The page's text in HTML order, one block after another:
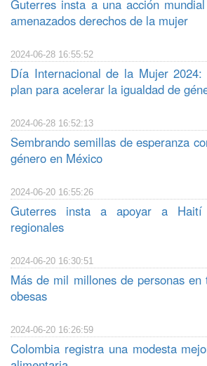
Guterres insta a una acción
amenazados derechos de la mujer
2024-06-28 16:55:52
Día Internacional de la Mujer
plan para acelerar la igualdad de
2024-06-28 16:52:13
Sembrando semillas de esperanza
género en México
2024-06-20 16:55:26
Guterres insta a apoyar a
regionales
2024-06-20 16:30:51
Más de mil millones de personas
obesas
2024-06-20 16:26:59
Colombia registra una modesta